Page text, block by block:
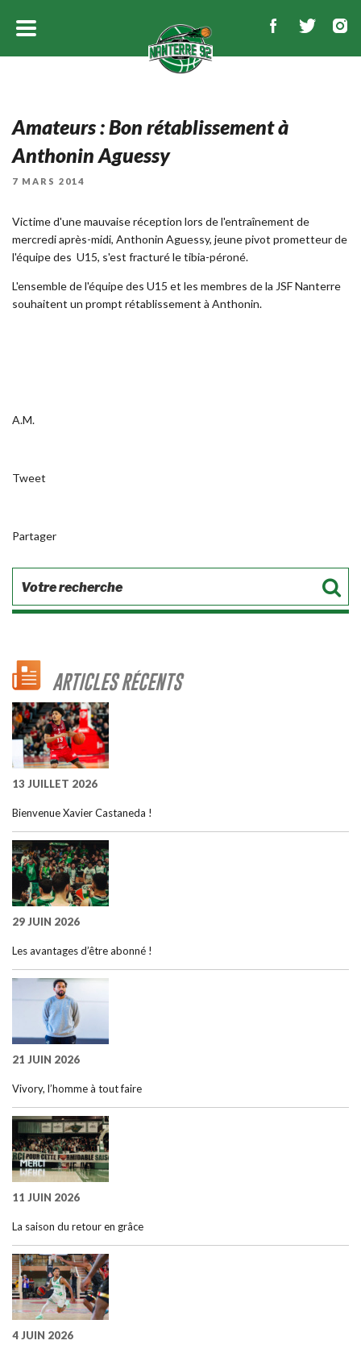
Amateurs : Bon rétablissement à
Anthonin Aguessy
PUBLIÉ
7 MARS 2014
Victime d'une mauvaise réception lors de l'entraînement de
mercredi après-midi, Anthonin Aguessy, jeune pivot prometteur de
l'équipe des U15, s'est fracturé le tibia-péroné.
L'ensemble de l'équipe des U15 et les membres de la JSF Nanterre
souhaitent un prompt rétablissement à Anthonin.
A.M.
Tweet
Partager
ARTICLES RÉCENTS
13 JUILLET 2026
Bienvenue Xavier Castaneda !
29 JUIN 2026
Les avantages d’être abonné !
21 JUIN 2026
Vivory, l’homme à tout faire
11 JUIN 2026
La saison du retour en grâce
4 JUIN 2026